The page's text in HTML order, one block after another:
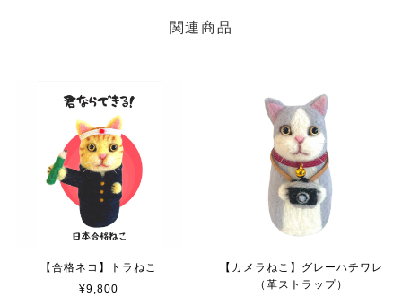
関連商品
【合格ネコ】トラねこ
¥9,800
【カメラねこ】グレーハチワレ
（革ストラップ）